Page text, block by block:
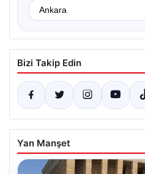
Bizi Takip Edin
Yan Manşet